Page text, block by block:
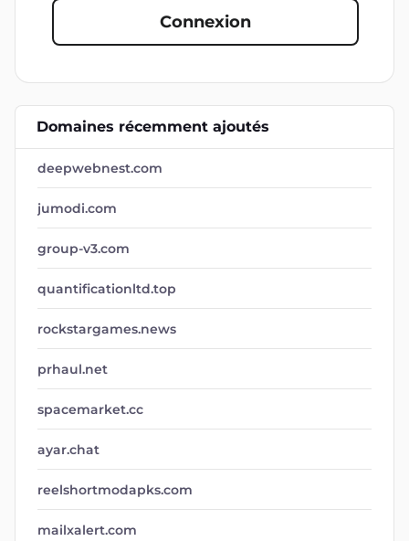
Connexion
Domaines récemment ajoutés
deepwebnest.com
jumodi.com
group-v3.com
quantificationltd.top
rockstargames.news
prhaul.net
spacemarket.cc
ayar.chat
reelshortmodapks.com
mailxalert.com